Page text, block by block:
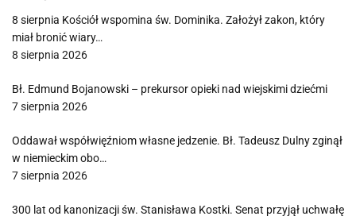
8 sierpnia Kościół wspomina św. Dominika. Założył zakon, który
miał bronić wiary…
8 sierpnia 2026
Bł. Edmund Bojanowski – prekursor opieki nad wiejskimi dziećmi
7 sierpnia 2026
Oddawał współwięźniom własne jedzenie. Bł. Tadeusz Dulny zginął
w niemieckim obo…
7 sierpnia 2026
300 lat od kanonizacji św. Stanisława Kostki. Senat przyjął uchwałę